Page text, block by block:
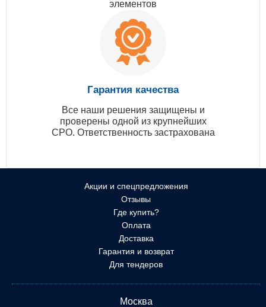
элементов
Гарантия качества
Все наши решения защищены и
проверены одной из крупнейших
СРО. Ответственность застрахована
Акции и спецпредложения
Отзывы
Где купить?
Оплата
Доставка
Гарантия и возврат
Для тендеров
Москва